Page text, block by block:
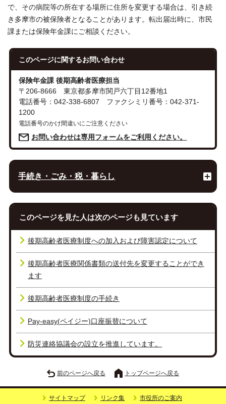
で、その病院等の所在する場所に住所を変更する場合は、引き続
き多摩市の被保険者となることがあります。転出届出時に、市民
課または保険年金課にご相談ください。
このページに関するお問い合わせ
保険年金課 後期高齢者医療担当
〒206-8666 東京都多摩市関戸六丁目12番地1
電話番号：042-338-6807 ファクシミリ番号：042-371-
1200
電話番号のかけ間違いにご注意ください
お問い合わせは専用フォームをご利用ください。
手続き・ごみ・税・暮らし
このページを見た人は次のページも見ています
後期高齢者医療制度への加入および障害認定について
後期高齢者医療関係書類の送付先を変更することができ
ます
後期高齢者医療制度の手続き
Pay-easy(ペイジー)口座振替について
防災連絡協議会の設立を推進しています。
前のページへ戻る トップページへ戻る
サイトマップ リンク集 市役所のご案内